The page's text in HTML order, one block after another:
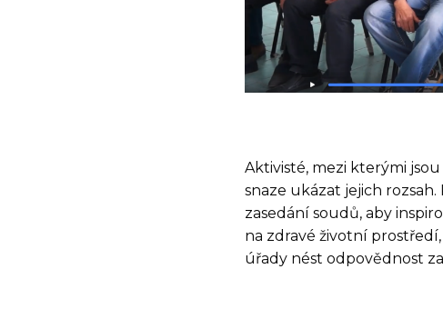
Aktivisté, mezi kterými
snaze ukázat jejich
zasedání soudů, aby
na zdravé životní
úřady nést odpovědnost